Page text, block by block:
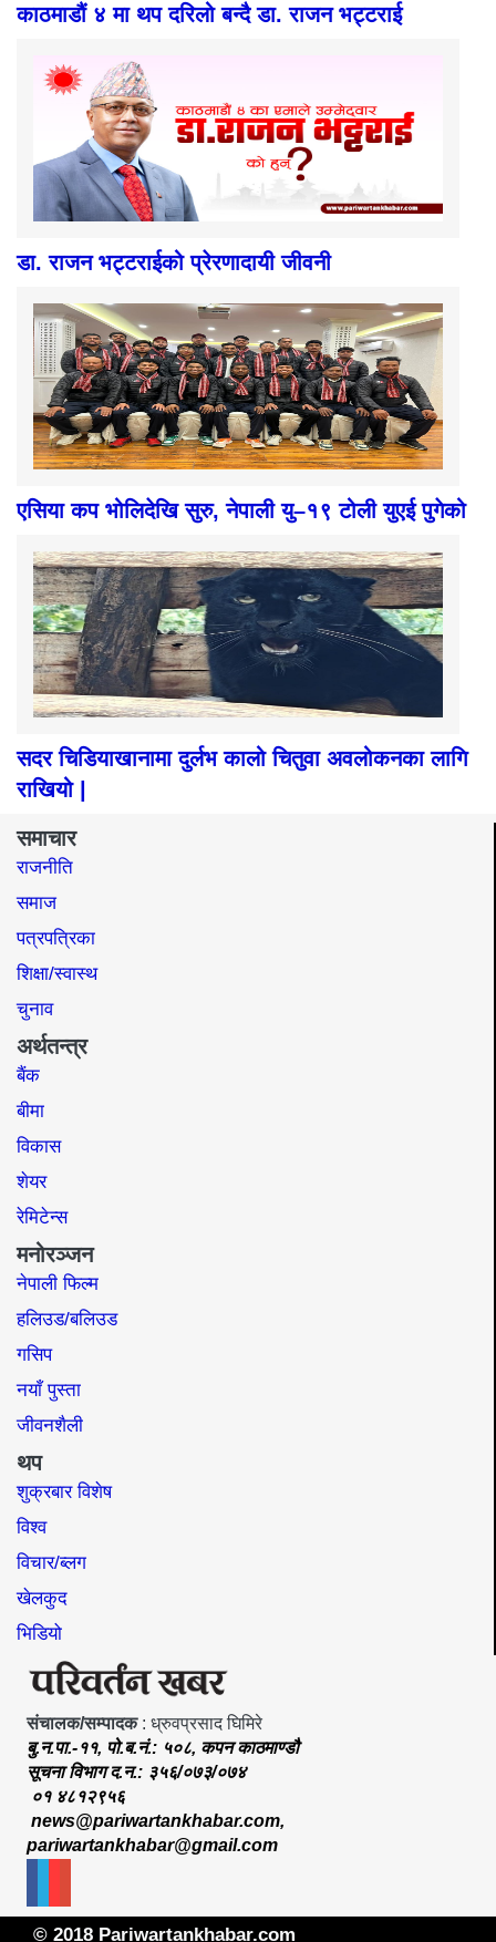
काठमाडौं ४ मा थप दरिलो बन्दै डा. राजन भट्टराई
डा. राजन भट्टराईको प्रेरणादायी जीवनी
एसिया कप भोलिदेखि सुरु, नेपाली यु–१९ टोली युएई पुगेको
सदर चिडियाखानामा दुर्लभ कालो चितुवा अवलोकनका लागि
राखियो |
समाचार
राजनीति
समाज​
पत्रपत्रिका
शिक्षा/स्वास्थ
चुनाव
अर्थतन्त्र
बैंक
बीमा
विकास
शेयर
रेमिटेन्स
मनोरञ्जन
नेपाली फिल्म
हलिउड/बलिउड
गसिप
नयाँ पुस्ता
जीवनशैली
थप
शुक्रबार विशेष
विश्व
विचार/ब्लग
खेलकुद
भिडियो
संचालक/सम्पादक: ध्रुवप्रसाद घिमिरे
बु.न.पा.-११, पो.ब.नं.: ५०८, कपन काठमाण्डौ
सूचना विभाग द.न.: ३५६/०७३/०७४
०१ ४८१२९५६
news@pariwartankhabar.com,
pariwartankhabar@gmail.com
© 2018 Pariwartankhabar.com